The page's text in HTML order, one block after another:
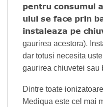
pentru consumul
ului se face prin
instaleaza pe
gaurirea acestora).
dar totusi necesita
gaurirea chiuvetei sau
Dintre toate
Mediqua este cel mai